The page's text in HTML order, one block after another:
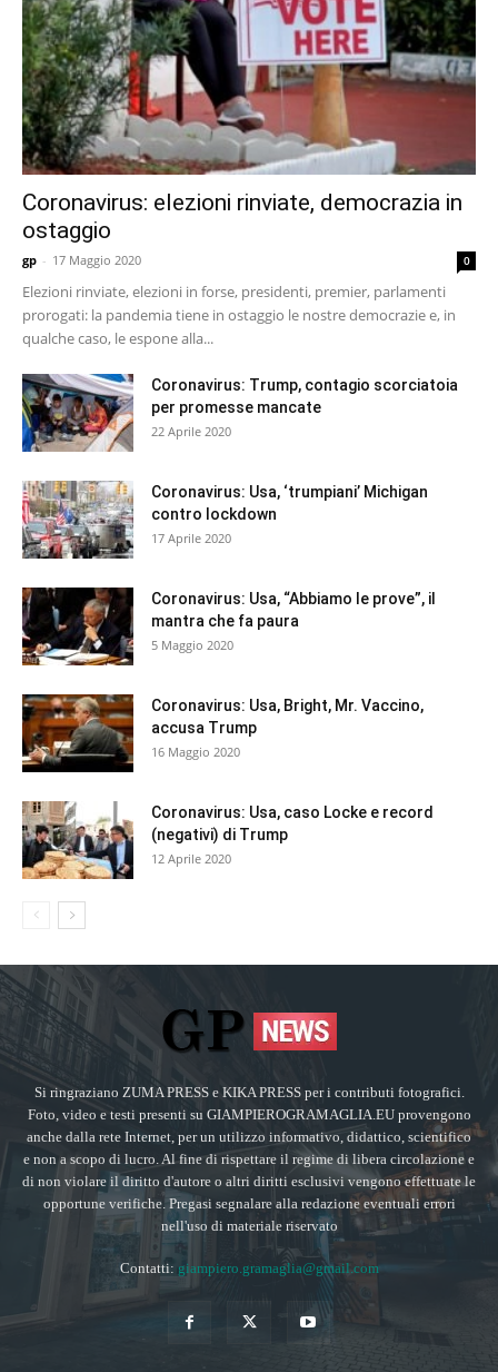
Coronavirus: elezioni rinviate, democrazia in
ostaggio
gp - 17 Maggio 2020 0
Elezioni rinviate, elezioni in forse, presidenti, premier, parlamenti
prorogati: la pandemia tiene in ostaggio le nostre democrazie e, in
qualche caso, le espone alla...
Coronavirus: Trump, contagio scorciatoia
per promesse mancate
22 Aprile 2020
Coronavirus: Usa, ‘trumpiani’ Michigan
contro lockdown
17 Aprile 2020
Coronavirus: Usa, “Abbiamo le prove”, il
mantra che fa paura
5 Maggio 2020
Coronavirus: Usa, Bright, Mr. Vaccino,
accusa Trump
16 Maggio 2020
Coronavirus: Usa, caso Locke e record
(negativi) di Trump
12 Aprile 2020
Si ringraziano ZUMA PRESS e KIKA PRESS per i contributi fotografici.
Foto, video e testi presenti su GIAMPIEROGRAMAGLIA.EU provengono
anche dalla rete Internet, per un utilizzo informativo, didattico, scientifico
e non a scopo di lucro. Al fine di rispettare il regime di libera circolazione e
di non violare il diritto d'autore o altri diritti esclusivi vengono effettuate le
opportune verifiche. Pregasi segnalare alla redazione eventuali errori
nell'uso di materiale riservato
Contatti: giampiero.gramaglia@gmail.com